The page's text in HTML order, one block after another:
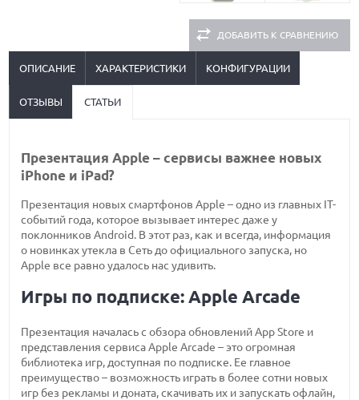
ДОБАВИТЬ К СРАВНЕНИЮ
ОПИСАНИЕ ХАРАКТЕРИСТИКИ КОНФИГУРАЦИИ
ОТЗЫВЫ СТАТЬИ
Презентация Apple – сервисы важнее новых
iPhone и iPad?
Презентация новых смартфонов Apple – одно из главных IT-
событий года, которое вызывает интерес даже у
поклонников Android. В этот раз, как и всегда, информация
о новинках утекла в Сеть до официального запуска, но
Apple все равно удалось нас удивить.
Игры по подписке: Apple Arcade
Презентация началась с обзора обновлений App Store и
представления сервиса Apple Arcade – это огромная
библиотека игр, доступная по подписке. Ее главное
преимущество – возможность играть в более сотни новых
игр без рекламы и доната, скачивать их и запускать офлайн,